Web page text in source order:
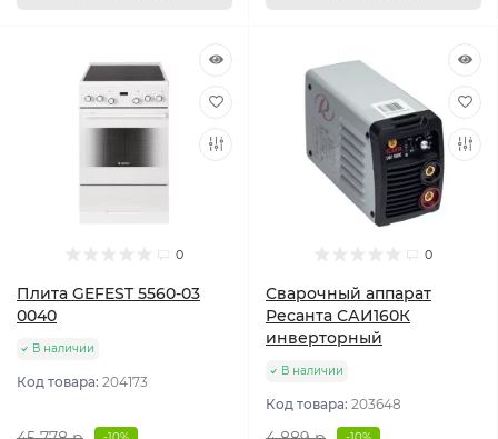
0
Плита GEFEST 5560-03
0040
В наличии
Код товара: 204173
0
Сварочный аппарат
Ресанта САИ160К
инверторный
В наличии
Код товара: 203648